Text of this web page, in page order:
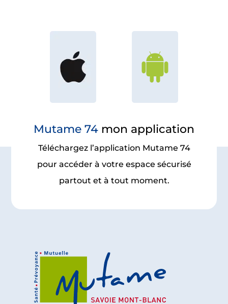
Mutame 74 mon application
Téléchargez l’application Mutame 74
pour accéder à votre espace sécurisé
partout et à tout moment.